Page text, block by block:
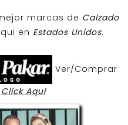
marcas de Calzado
en Estados Unidos.
Ver/Comprar
Click Aqui